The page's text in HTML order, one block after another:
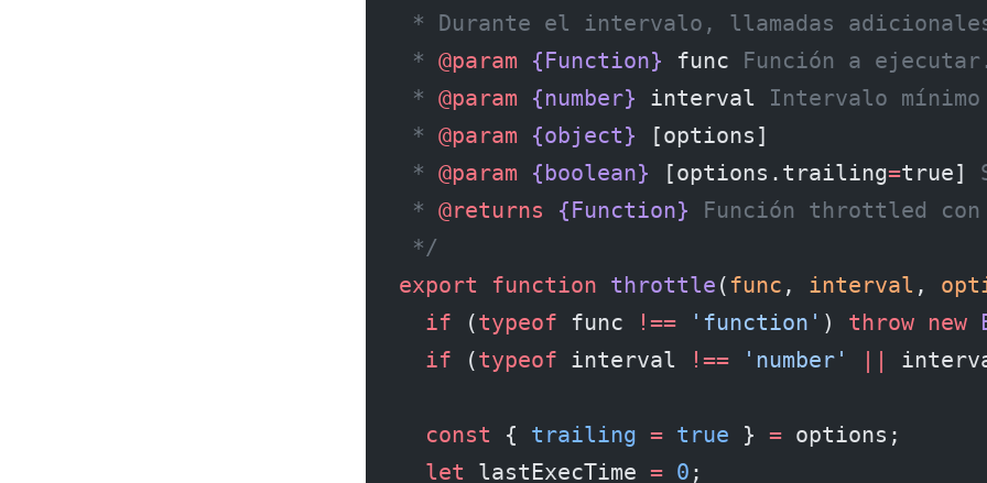
* Durante el intervalo, llamadas adicionales
* @param {Function} func Función a ejecutar.
* @param {number} interval Intervalo mínimo
* @param {object} [options]
* @param {boolean} [options.trailing=true]
* @returns {Function} Función throttled con
*/
export function throttle ( func , interval ,
  if
(typeof func !== 'function' ) throw new
  if
(typeof interval !== 'number' ||
  const
{ trailing = true } = options;
  let
lastExecTime = 0 ;